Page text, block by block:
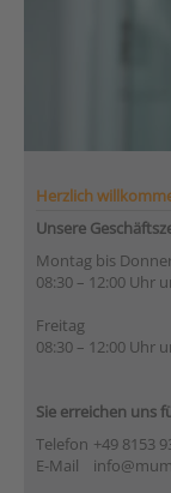
Herzlich
Unsere
Montag bis
08:30 – 12:00 Uhr
Freitag
08:30 – 12:00 Uhr
Sie erreichen uns
Telefon +49 8153
E-Mail